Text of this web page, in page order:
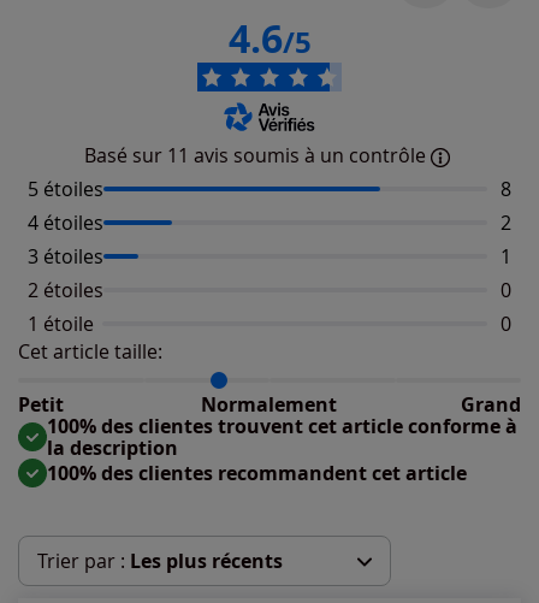
4.6/5
Basé sur 11 avis soumis à un contrôle
5 étoiles
8
4 étoiles
2
3 étoiles
1
2 étoiles
0
1 étoile
0
Cet article taille:
Petit
Normalement Grand
Répartition du taillant selon les avis clients
Taille normalement : 83%
Taille petit : 17%
Taille grand : 0%
100% des clientes trouvent cet article conforme à
la description
100% des clientes recommandent cet article
Trier par : Les plus récents